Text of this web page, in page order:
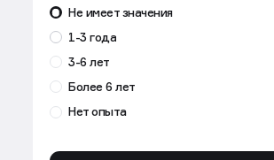
Не имеет значения
1-3 года
3-6 лет
Более 6 лет
Нет опыта